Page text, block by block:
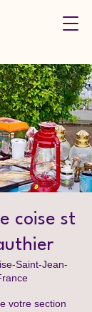
coise st
Saint-Jean-
votre section